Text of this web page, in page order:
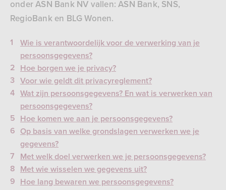
onder ASN Bank NV vallen: ASN Bank, SNS,
RegioBank en BLG Wonen.
Wie is verantwoordelijk voor de verwerking van je
persoonsgegevens?
Hoe borgen we je privacy?
Voor wie geldt dit privacyreglement?
Wat zijn persoonsgegevens? En wat is verwerken van
persoonsgegevens?
Hoe komen we aan je persoonsgegevens?
Op basis van welke grondslagen verwerken we je
gegevens?
Met welk doel verwerken we je persoonsgegevens?
Met wie wisselen we gegevens uit?
Hoe lang bewaren we persoonsgegevens?